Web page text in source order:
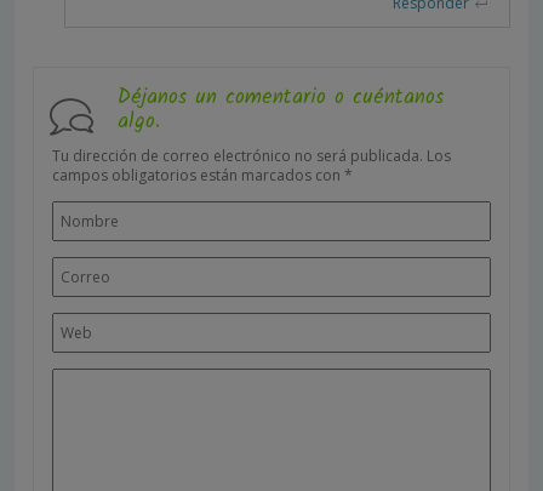
Déjanos un comentario o cuéntanos
algo.
Tu dirección de correo electrónico no será publicada. Los
campos obligatorios están marcados con *